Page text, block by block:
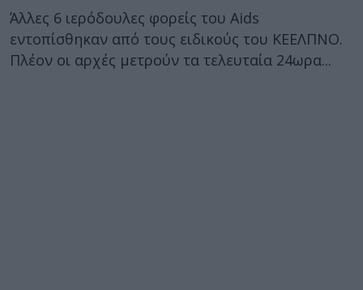
Άλλες 6 ιερόδουλες φορείς του Aids
εντοπίσθηκαν από τους ειδικούς του ΚΕΕΛΠΝΟ.
Πλέον οι αρχές μετρούν τα τελευταία 24ωρα...